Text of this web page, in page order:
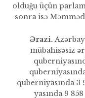
olduğu üçün
sonra isə
Ərazi.
mübahisəsiz
quberniyasında
yasında 9